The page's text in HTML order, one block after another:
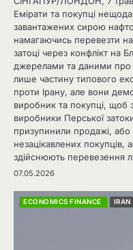
Емірати та покупці
завантажених сирою
намагаючись перевезти
затоці через конфлікт на
джерелами та даними про
лише частину типового
проти Ірану, але вони
виробник та покупці, щоб
виробники Перської
призупинили продажі,
незацікавлених покупців,
здійснюють перевезення
07.05.2026
ECONOMICS FINANCE IRAN